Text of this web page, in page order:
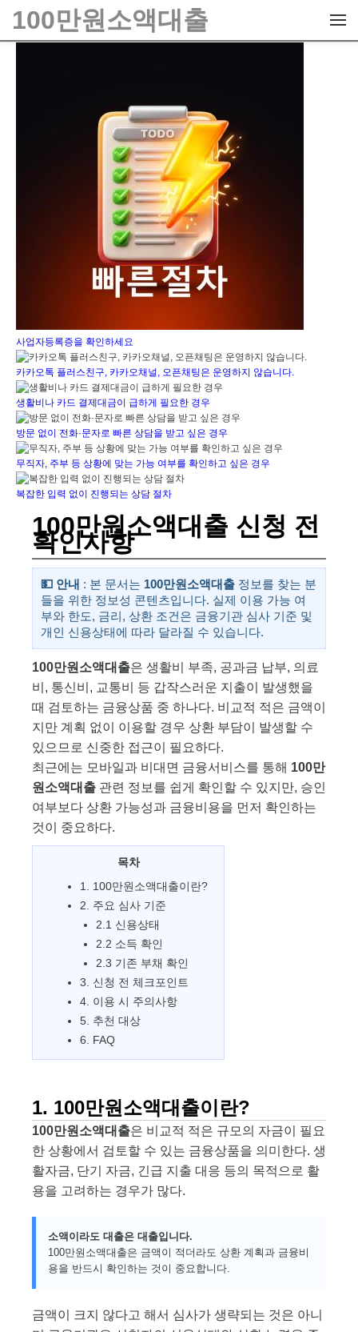
메뉴 건너뛰기
100만원소액대출
사업자등록증을 확인하세요
카카오톡 플러스친구, 카카오채널, 오픈채팅은 운영하지 않습니다.
생활비나 카드 결제대금이 급하게 필요한 경우
방문 없이 전화·문자로 빠른 상담을 받고 싶은 경우
무직자, 주부 등 상황에 맞는 가능 여부를 확인하고 싶은 경우
복잡한 입력 없이 진행되는 상담 절차
100만원소액대출 신청 전
확인사항
💵 안내 : 본 문서는 100만원소액대출 정보를 찾는 분
들을 위한 정보성 콘텐츠입니다. 실제 이용 가능 여
부와 한도, 금리, 상환 조건은 금융기관 심사 기준 및
개인 신용상태에 따라 달라질 수 있습니다.
100만원소액대출은 생활비 부족, 공과금 납부, 의료
비, 통신비, 교통비 등 갑작스러운 지출이 발생했을
때 검토하는 금융상품 중 하나다. 비교적 적은 금액이
지만 계획 없이 이용할 경우 상환 부담이 발생할 수
있으므로 신중한 접근이 필요하다.
최근에는 모바일과 비대면 금융서비스를 통해 100만
원소액대출 관련 정보를 쉽게 확인할 수 있지만, 승인
여부보다 상환 가능성과 금융비용을 먼저 확인하는
것이 중요하다.
목차
1. 100만원소액대출이란?
2. 주요 심사 기준
2.1 신용상태
2.2 소득 확인
2.3 기존 부채 확인
3. 신청 전 체크포인트
4. 이용 시 주의사항
5. 추천 대상
6. FAQ
1. 100만원소액대출이란?
100만원소액대출은 비교적 적은 규모의 자금이 필요
한 상황에서 검토할 수 있는 금융상품을 의미한다. 생
활자금, 단기 자금, 긴급 지출 대응 등의 목적으로 활
용을 고려하는 경우가 많다.
소액이라도 대출은 대출입니다.
100만원소액대출은 금액이 적더라도 상환 계획과 금융비
용을 반드시 확인하는 것이 중요합니다.
금액이 크지 않다고 해서 심사가 생략되는 것은 아니